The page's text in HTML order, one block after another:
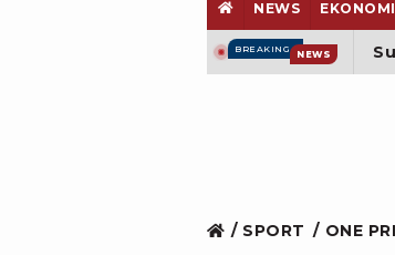
NEWS
BREAKING NEWS
SPORT ONE